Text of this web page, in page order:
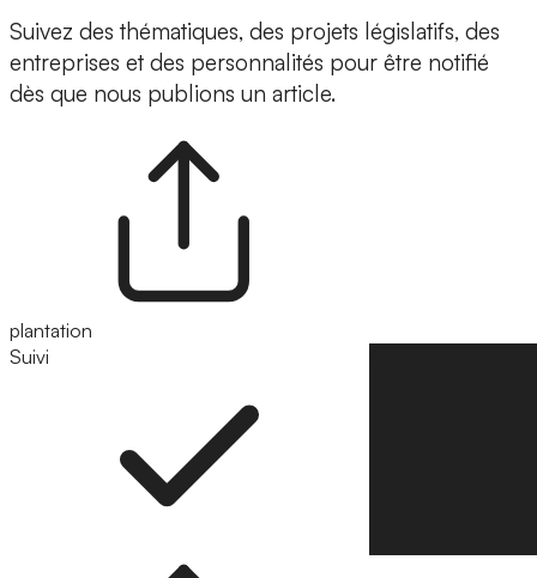
Suivez des thématiques, des projets législatifs, des
entreprises et des personnalités pour être notifié
dès que nous publions un article.
plantation
Suivi